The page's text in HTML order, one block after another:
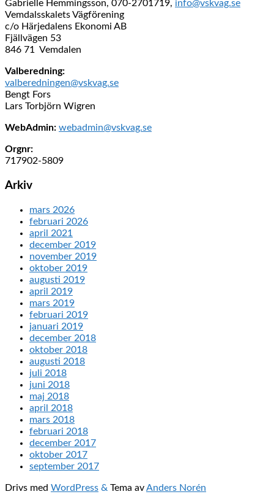
Gabrielle Hemmingsson, 070-2701719, info@vskvag.se
Vemdalsskalets Vägförening
c/o Härjedalens Ekonomi AB
Fjällvägen 53
846 71 Vemdalen
Valberedning:
valberedningen@vskvag.se
Bengt Fors
Lars Torbjörn Wigren
WebAdmin: webadmin@vskvag.se
Orgnr:
717902-5809
Arkiv
mars 2026
februari 2026
april 2021
december 2019
november 2019
oktober 2019
augusti 2019
april 2019
mars 2019
februari 2019
januari 2019
december 2018
oktober 2018
augusti 2018
juli 2018
juni 2018
maj 2018
april 2018
mars 2018
februari 2018
december 2017
oktober 2017
september 2017
Drivs med WordPress & Tema avAnders Norén